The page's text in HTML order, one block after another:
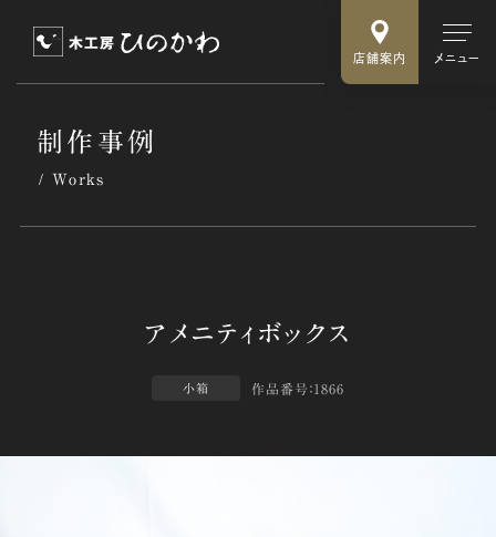
店舗案内 メニュー
制作事例
Works
小箱 作品番号：1866